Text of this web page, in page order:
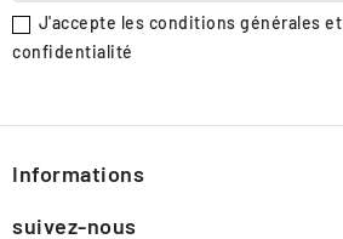
J'accepte les conditions générales
confidentialité
Informations
suivez-nous